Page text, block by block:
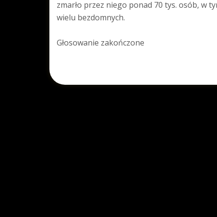
zmarło przez niego ponad 70 tys. osób, w
wielu bezdomnych.
Głosowanie zakończone